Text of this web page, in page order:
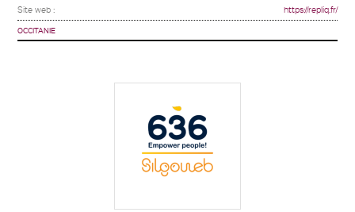
Site web : https://repliq.fr/
OCCITANIE